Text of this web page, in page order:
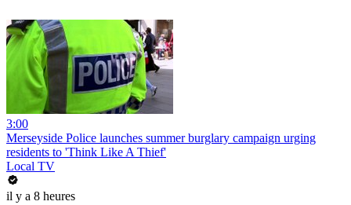
3:00
Merseyside Police launches summer burglary campaign urging
residents to 'Think Like A Thief'
Local TV
il y a 8 heures